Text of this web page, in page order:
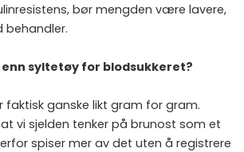
bør mengden være lavere,
behandler.
syltetøy for blodsukkeret?
faktisk ganske likt gram for gram.
at vi sjelden tenker på brunost som et
spiser mer av det uten å registrere